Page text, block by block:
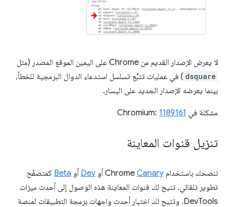
لا يعرض الإصدار القديم من Chrome على اليمين الموقع المصدر (مثل
dsquare ) في عمليات تتبُّع تسلسل استدعاء الدوال البرمجية للخطأ،
بينما يعرضه الإصدار الجديد على اليسار.
مشكلة في Chromium: 1189161
تنزيل قنوات المعاينة
ننصحك باستخدام Chrome Canary أو Dev أو Beta كمتصفّح
تطوير تلقائي. تتيح لك قنوات المعاينة هذه الوصول إلى أحدث ميزات
DevTools، وتتيح لك اختبار أحدث واجهات برمجة التطبيقات لمنصة